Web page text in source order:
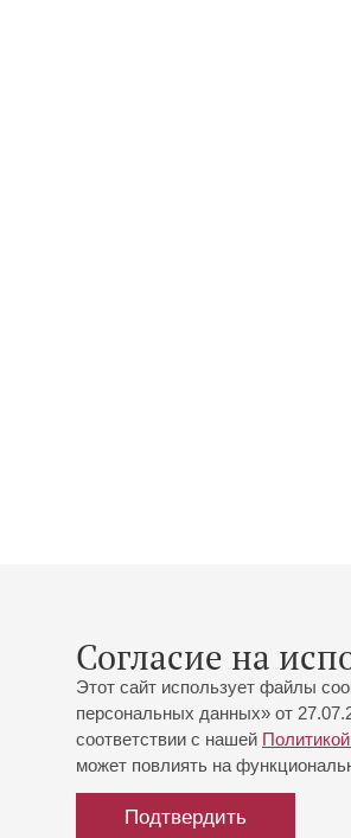
Согласие на
Этот сайт использует файлы
персональных данных» от
соответствии с нашей
может повлиять на
Подтвердить